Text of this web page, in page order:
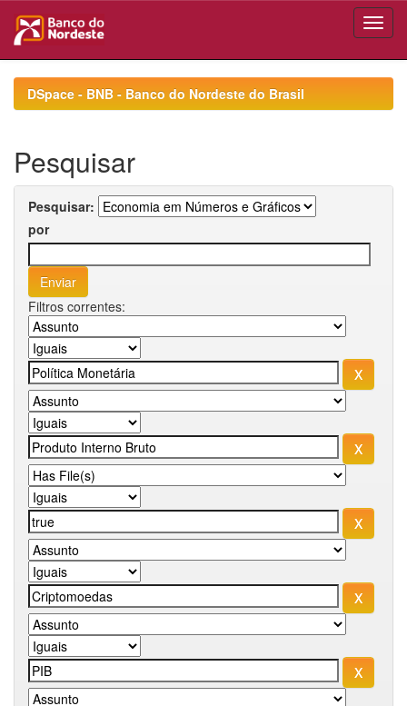
navigationDSpace - BNB - Banco do Nordeste do Brasil
Pesquisar
Pesquisar:
por
Filtros correntes: